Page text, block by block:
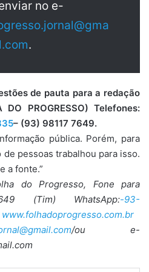
no e-
.
de pauta para a redação
PROGRESSO) Telefones:
– (93) 98117 7649.
pública. Porém, para
pessoas trabalhou para isso.
a fonte.”
do Progresso, Fone para
(Tim) WhatsApp:-93-
www.folhadoprogresso.com.br
/ou e-